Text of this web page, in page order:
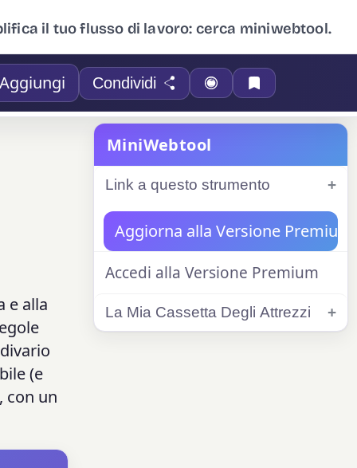
il tuo flusso di lavoro: cerca miniwebtool.
Aggiungi Condividi
e alla
(e
con un
MiniWebtool
Link a questo strumento
Aggiorna alla Versione Premium
Accedi alla Versione Premium
La Mia Cassetta Degli Attrezzi